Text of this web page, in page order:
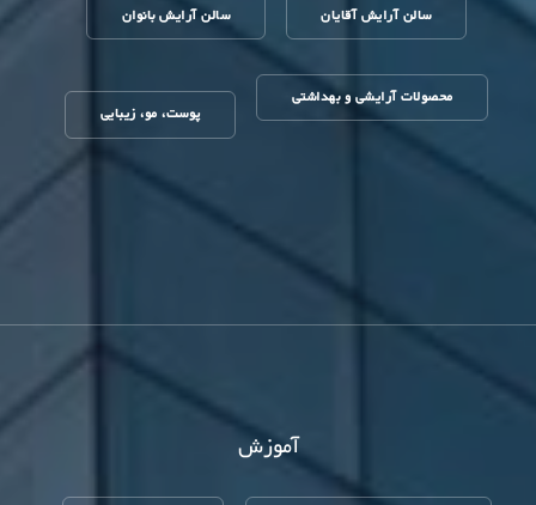
سالن آرایش آقایان سالن آرایش بانوان
محصولات آرایشی و بهداشتی
پوست، مو، زیبایی
آموزش